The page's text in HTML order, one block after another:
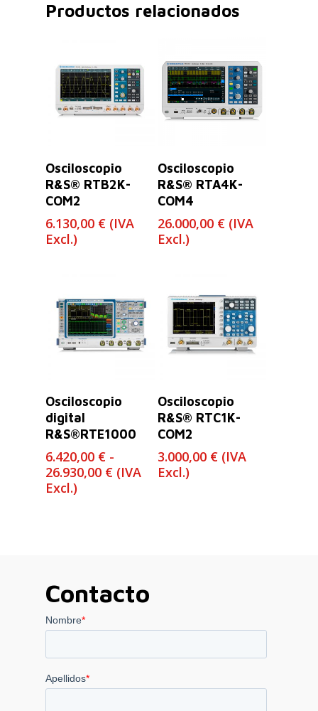
Productos relacionados
Osciloscopio
R&S® RTB2K-
COM2
6.130,00 € (IVA
Excl.)
Osciloscopio
R&S® RTA4K-
COM4
26.000,00 € (IVA
Excl.)
Seleccionar
Opciones
Osciloscopio
digital
R&S®RTE1000
6.420,00 € -
26.930,00 €Rango
(IVA
Excl.)
Leer Más
Osciloscopio
R&S® RTC1K-
COM2
3.000,00 € (IVA
Excl.)
Contacto